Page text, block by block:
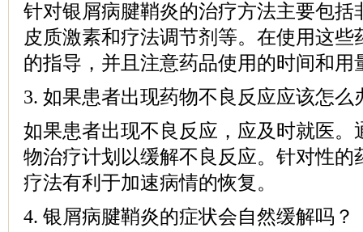
针对银屑病腱鞘炎的治疗方法主要包括
皮质激素和疗法调节剂等。在使用这些
的指导，并且注意药品使用的时间和用
3. 如果患者出现药物不良反应应该怎么
如果患者出现不良反应，应及时就医。
物治疗计划以缓解不良反应。针对性的
疗法有利于加速病情的恢复。
4. 银屑病腱鞘炎的症状会自然缓解吗？